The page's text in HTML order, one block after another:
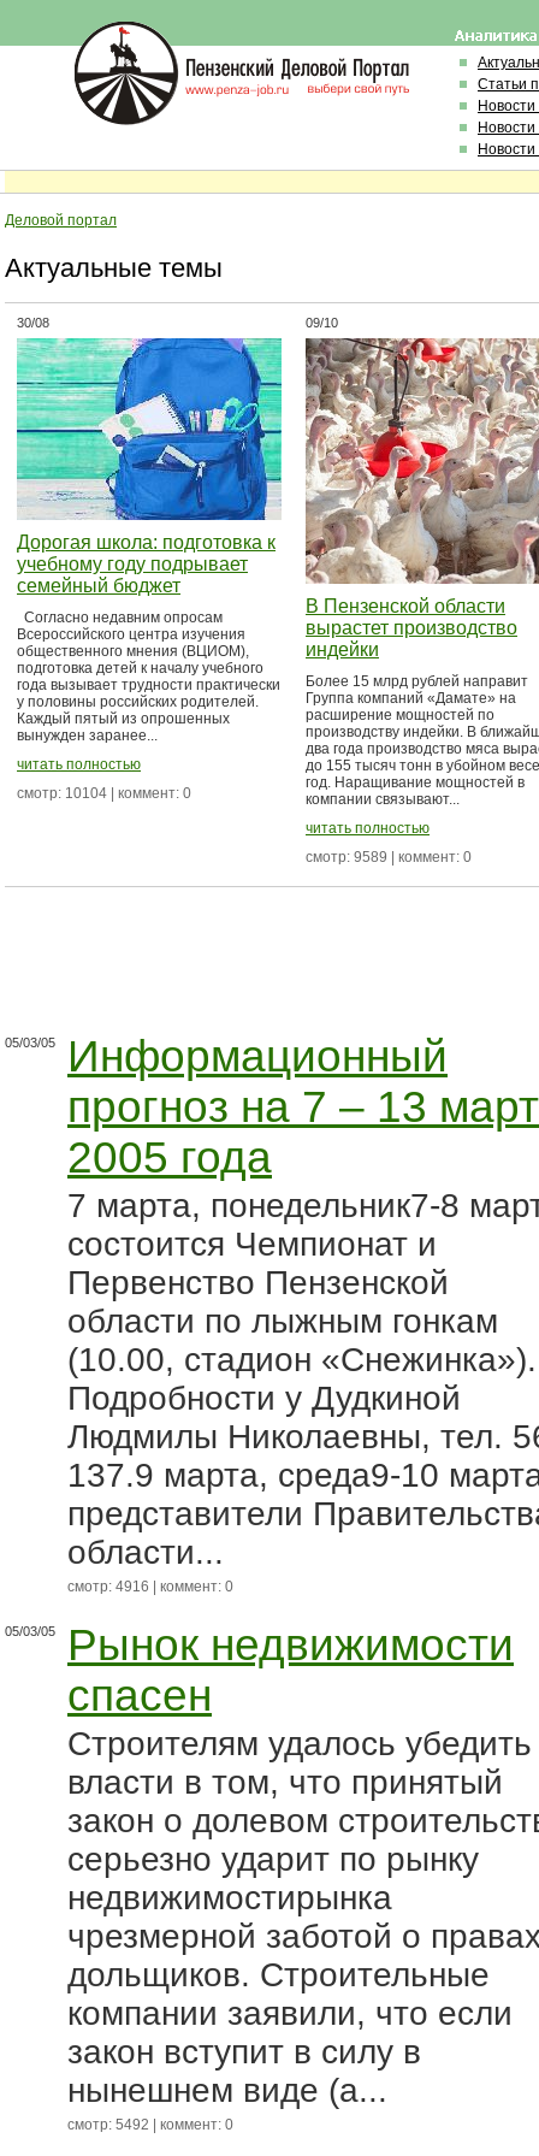
Статьи
Деловой портал
Актуальные темы
30/08
Дорогая школа: подготовка к
учебному году подрывает
семейный бюджет
Согласно недавним опросам
Всероссийского центра изучения
общественного мнения (ВЦИОМ),
подготовка детей к началу учебного
года вызывает трудности практически
у половины российских родителей.
Каждый пятый из опрошенных
вынужден заранее...
читать полностью
смотр: 10104 | коммент: 0
09/10
В Пензенской области
вырастет производство
индейки
Более 15 млрд рублей направит
Группа компаний «Дамате» на
расширение мощностей по
производству индейки. В
два года производство мяса
до 155 тысяч тонн в убойном
год. Наращивание мощностей в
компании связывают...
читать полностью
смотр: 9589 | коммент: 0
05/03/05
Информационный
прогноз на 7 – 13
2005 года
7 марта, понедельник7-8
состоится Чемпионат и
Первенство Пензенской
области по лыжным гонкам
(10.00, стадион «Снежинка»).
Подробности у Дудкиной
Людмилы Николаевны, тел.
137.9 марта, среда9-10
представители
области...
смотр: 4916 | коммент: 0
05/03/05
Рынок недвижимости
спасен
Строителям удалось убедить
власти в том, что принятый
закон о долевом
серьезно ударит по рынку
недвижимостирынка
чрезмерной заботой о
дольщиков. Строительные
компании заявили, что если
закон вступит в силу в
нынешнем виде (а...
смотр: 5492 | коммент: 0